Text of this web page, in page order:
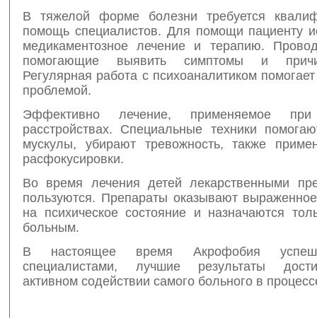
В тяжелой форме болезни требуется
помощь специалистов. Для помощи пациенту
медикаментозное лечение и терапию.
помогающие выявить симптомы и
Регулярная работа с психоаналитиком
проблемой.
Эффективно лечение, применяемое при
расстройствах. Специальные техники
мускулы, убирают тревожность, также
расфокусировки.
Во время лечения детей лекарственными
пользуются. Препараты оказывают
на психическое состояние и назначаются
больным.
В настоящее время Акрофобия
специалистами, лучшие результаты
активном содействии самого больного в